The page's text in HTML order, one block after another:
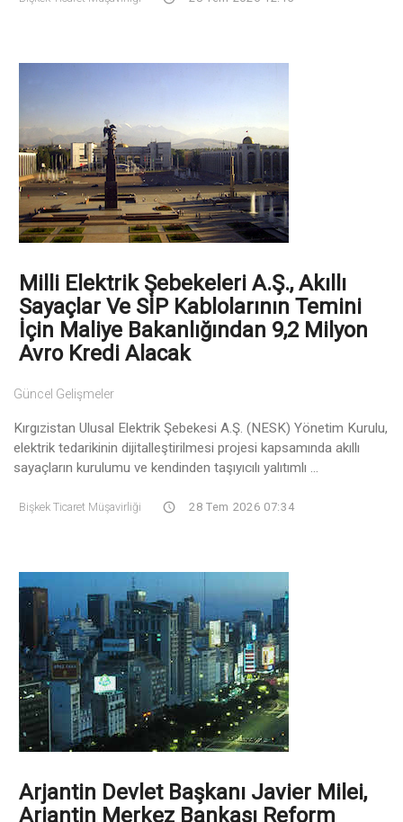
Milli Elektrik Şebekeleri A.Ş., Akıllı
Sayaçlar Ve SİP Kablolarının Temini
İçin Maliye Bakanlığından 9,2 Milyon
Avro Kredi Alacak
Güncel Gelişmeler
Kırgızistan Ulusal Elektrik Şebekesi A.Ş. (NESK) Yönetim Kurulu,
elektrik tedarikinin dijitalleştirilmesi projesi kapsamında akıllı
sayaçların kurulumu ve kendinden taşıyıcılı yalıtımlı ...
Bişkek Ticaret Müşavirliği 28 Tem 2026 07:34
Arjantin Devlet Başkanı Javier Milei,
Arjantin Merkez Bankası Reform